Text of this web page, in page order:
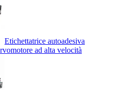
Etichettatrice autoadesiva
ad alta velocità